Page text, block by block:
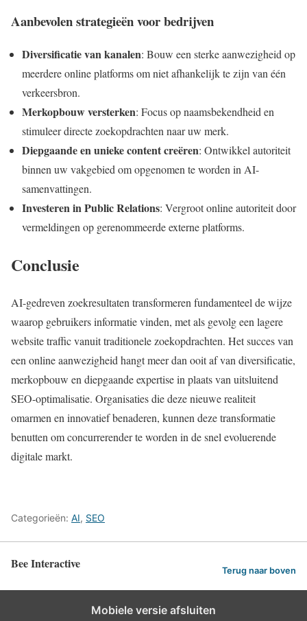
Aanbevolen strategieën voor bedrijven
Diversificatie van kanalen: Bouw een sterke aanwezigheid op
meerdere online platforms om niet afhankelijk te zijn van één
verkeersbron.
Merkopbouw versterken: Focus op naamsbekendheid en
stimuleer directe zoekopdrachten naar uw merk.
Diepgaande en unieke content creëren: Ontwikkel autoriteit
binnen uw vakgebied om opgenomen te worden in AI-
samenvattingen.
Investeren in Public Relations: Vergroot online autoriteit door
vermeldingen op gerenommeerde externe platforms.
Conclusie
AI-gedreven zoekresultaten transformeren fundamenteel de wijze
waarop gebruikers informatie vinden, met als gevolg een lagere
website traffic vanuit traditionele zoekopdrachten. Het succes van
een online aanwezigheid hangt meer dan ooit af van diversificatie,
merkopbouw en diepgaande expertise in plaats van uitsluitend
SEO-optimalisatie. Organisaties die deze nieuwe realiteit
omarmen en innovatief benaderen, kunnen deze transformatie
benutten om concurrerender te worden in de snel evoluerende
digitale markt.
Categorieën: AI, SEO
Bee Interactive Terug naar boven
Mobiele versie afsluiten